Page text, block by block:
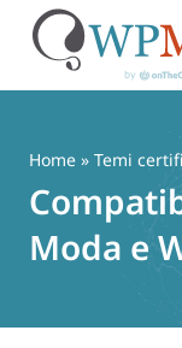
contenuto
Home » Temi
Moda e